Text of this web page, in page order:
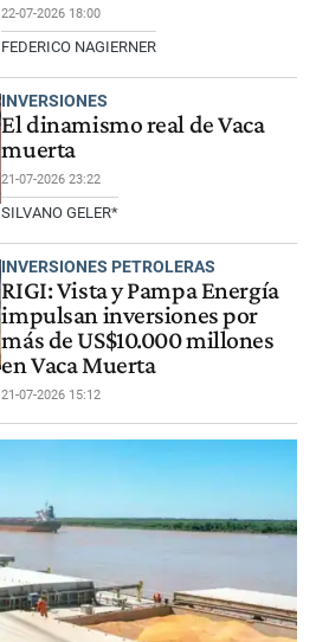
22-07-2026 18:00
FEDERICO NAGIERNER
INVERSIONES
El dinamismo real de Vaca
muerta
21-07-2026 23:22
SILVANO GELER*
INVERSIONES PETROLERAS
RIGI: Vista y Pampa Energía
impulsan inversiones por
más de US$10.000 millones
en Vaca Muerta
21-07-2026 15:12